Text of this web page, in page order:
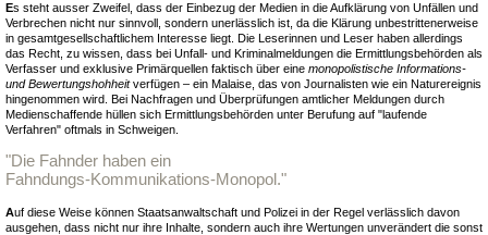
Es steht ausser Zweifel, dass der Einbezug der Medien in die Aufklärung von Unfällen und
Verbrechen nicht nur sinnvoll, sondern unerlässlich ist, da die Klärung unbestrittenerweise
in gesamtgesellschaftlichem Interesse liegt. Die Leserinnen und Leser haben allerdings
das Recht, zu wissen, dass bei Unfall- und Kriminalmeldungen die Ermittlungsbehörden als
Verfasser und exklusive Primärquellen faktisch über eine monopolistische Informations-
und Bewertungshohheitverfügen – ein Malaise, das von Journalisten wie ein Naturereignis
hingenommen wird. Bei Nachfragen und Überprüfungen amtlicher Meldungen durch
Medienschaffende hüllen sich Ermittlungsbehörden unter Berufung auf "laufende
Verfahren" oftmals in Schweigen.
"Die Fahnder haben ein
Fahndungs-Kommunikations-Monopol."
Auf diese Weise können Staatsanwaltschaft und Polizei in der Regel verlässlich davon
ausgehen, dass nicht nur ihre Inhalte, sondern auch ihre Wertungen unverändert die sonst